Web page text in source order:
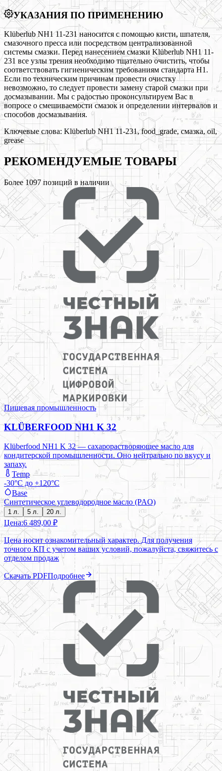
УКАЗАНИЯ ПО ПРИМЕНЕНИЮ
Klüberlub NH1 11-231 наносится с помощью кисти, шпателя,
смазочного пресса или посредством централизованной
системы смазки. Перед нанесением смазки Klüberlub NH1 11-
231 все узлы трения необходимо тщательно очистить, чтобы
соответствовать гигиеническим требованиям стандарта H1.
Если по техническим причинам провести очистку
невозможно, то следует провести замену старой смазки при
досмазывании. Мы с радостью проконсультируем Вас в
вопросе о смешиваемости смазок и определении интервалов и
способов досмазывания.
Ключевые слова: Klüberlub NH1 11-231, food_grade, смазка, oil,
grease
РЕКОМЕНДУЕМЫЕ ТОВАРЫ
Более 1097позиций в наличии
Пищевая промышленность
KLÜBERFOOD NH1 K 32
Klüberfood NH1 K 32 — сахарорастворяющее масло для
кондитерской промышленности. Оно нейтрально по вкусу и
запаху.
Temp
-30°C до +120°C
Base
Синтетическое углеводородное масло (PAO)
1 л. 5 л. 20 л.
Цена:6 489,00 ₽
Цена носит ознакомительный характер. Для получения
точного КП с учетом ваших условий, пожалуйста, свяжитесь с
отделом продаж
Скачать PDFПодробнее